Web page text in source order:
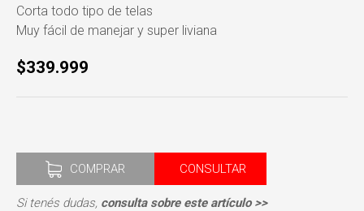
Corta todo tipo de telas
Muy fácil de manejar y super liviana
$339.999
COMPRAR CONSULTAR
Si tenés dudas, consulta sobre este artículo >>